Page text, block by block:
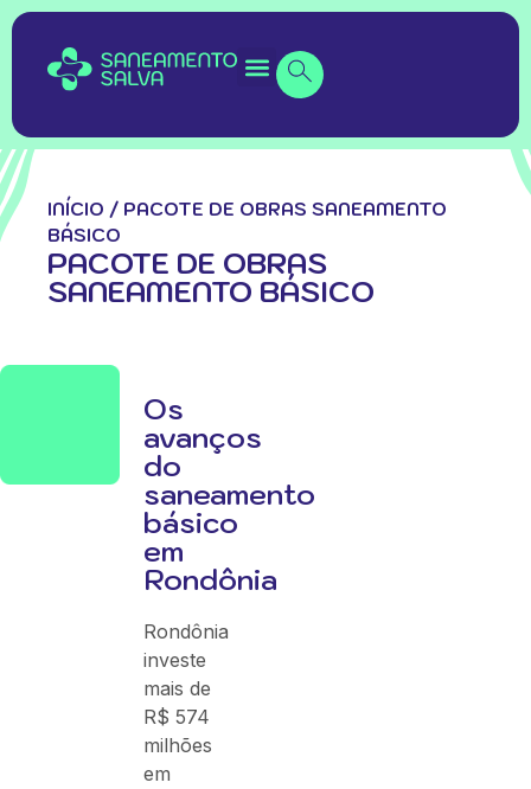
INÍCIO / PACOTE DE OBRAS SANEAMENTO
BÁSICO
PACOTE DE OBRAS
SANEAMENTO BÁSICO
Os
avanços
do
saneamento
básico
em
Rondônia
Rondônia
investe
mais de
R$ 574
milhões
em